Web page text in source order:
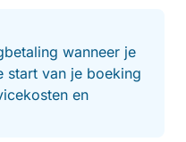
wanneer je
start van je boeking
en